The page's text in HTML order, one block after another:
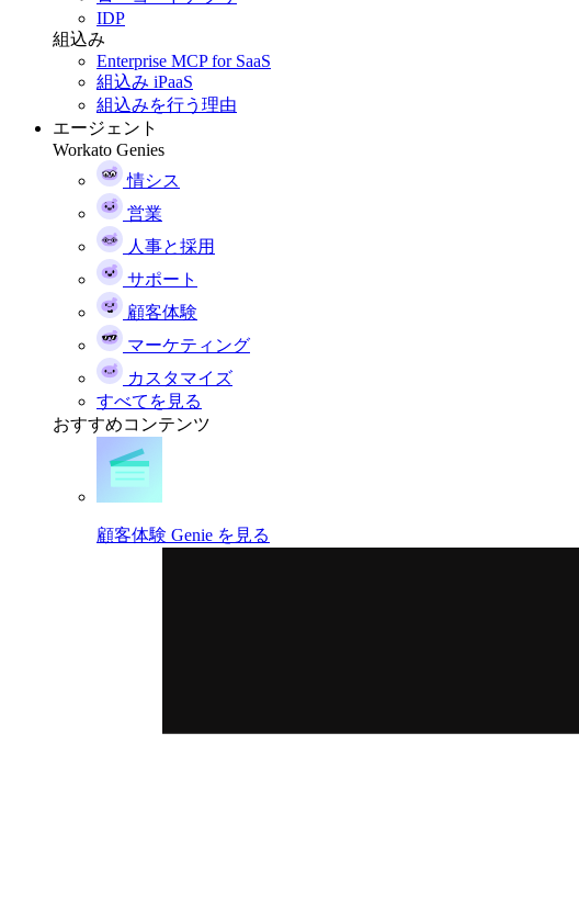
IDP
組込み
Enterprise MCP for SaaS
組込み iPaaS
組込みを行う理由
エージェント
Workato Genies
情シス
営業
人事と採用
サポート
顧客体験
マーケティング
カスタマイズ
すべてを見る
おすすめコンテンツ
顧客体験 Genie を見る